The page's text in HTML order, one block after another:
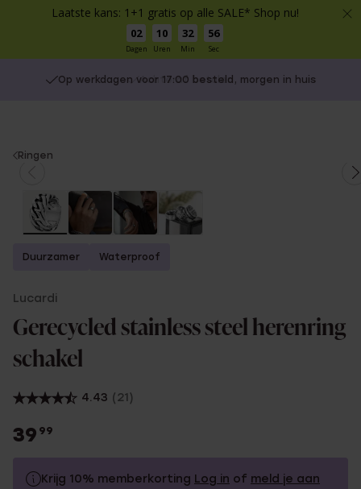
Laatste kans: 1+1 gratis op alle SALE* Shop nu!
02
Dagen
10
Uren
32
Min
55
Sec
Op werkdagen voor 17:00 besteld, morgen in huis
You
here:
Ringen
Duurzamer Waterproof
Lucardi
Gerecycled stainless steel herenring
schakel
4.43 (21)
39 99
Krijg 10% memberkorting Log in of meld je aan